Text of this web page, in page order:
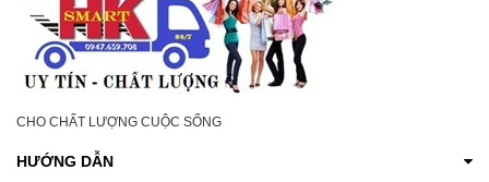
CHO CHẤT LƯỢNG CUỘC SỐNG
HƯỚNG DẪN